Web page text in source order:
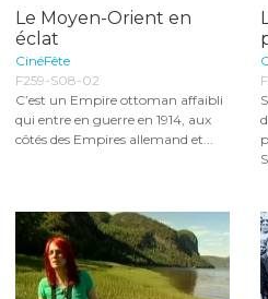
Le Moyen-Orient en
éclat
CinéFête
F259-S08-02
C’est un Empire ottoman affaibli
qui entre en guerre en 1914, aux
côtés des Empires allemand et...